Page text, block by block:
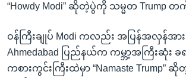
“Howdy Modi” ဆိုတဲ့ပွဲကို သမ္မတ Trump
ဝန်ကြီးချုပ် Modi ကလည်း အပြန်အလှန်အာ
Ahmedabad ပြည်နယ်က ကမ္ဘာ့အကြီးဆုံး
ကစားကွင်းကြီးထဲမှာ “Namaste Trump”